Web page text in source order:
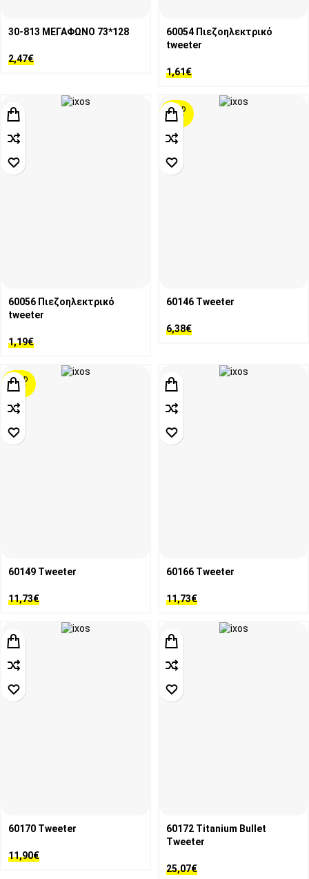
30-813 ΜΕΓΑΦΩΝΟ 73*128
2,47€
60054 Πιεζοηλεκτρικό
tweeter
1,61€
60056 Πιεζοηλεκτρικό
tweeter
1,19€
SOLD
OUT
60146 Τweeter
6,38€
SOLD
OUT
60149 Τweeter
11,73€
60166 Τweeter
11,73€
60170 Τweeter
11,90€
60172 Titanium Bullet
Τweeter
25,07€